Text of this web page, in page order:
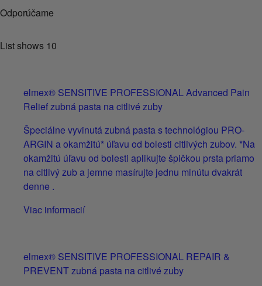
Odporúčame
List shows 10
elmex® SENSITIVE PROFESSIONAL Advanced Pain
Relief zubná pasta na citlivé zuby
Špeciálne vyvinutá zubná pasta s technológiou PRO-
ARGIN a okamžitú* úľavu od bolesti citlivých zubov. *Na
okamžitú úľavu od bolesti aplikujte špičkou prsta priamo
na citlivý zub a jemne masírujte jednu minútu dvakrát
denne .
Viac informacií
elmex® SENSITIVE PROFESSIONAL REPAIR &
PREVENT zubná pasta na citlivé zuby